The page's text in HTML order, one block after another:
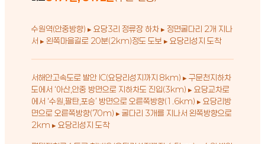
수원역(안중방향) ▸ 요당3리 정류장 하차 ▸ 정면굴다리 2개 지나
서 ▸ 왼쪽마을길로 20분(2km)정도 도보 ▸ 요당리성지 도착
서해안고속도로 발안 IC(요당리성지까지 8km) ▸ 구문천지하차
도에서 ‘아산,안중 방면으로 지하차도 진입(3km) ▸ 요당교차로
에서 ‘수원,팔탄,포승’ 방면으로 오른쪽방향(1.6km) ▸ 요당리방
면으로 오른쪽방향(70m) ▸ 굴다리 3개를 지나서 왼쪽방향으로
2km ▸ 요당리성지 도착